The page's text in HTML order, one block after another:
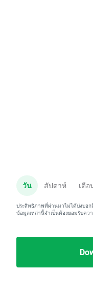
วัน สัปดาห์ เดือ
ประสิทธิภาพที่ผ่านมาไม่ได้บ่งบอ
ข้อมูลเหล่านี้จำเป็นต้องยอมรับคว